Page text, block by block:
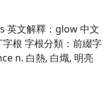
英文解釋：glow 中文
根 字根分類：前綴字
n. 白熱, 白熾, 明亮